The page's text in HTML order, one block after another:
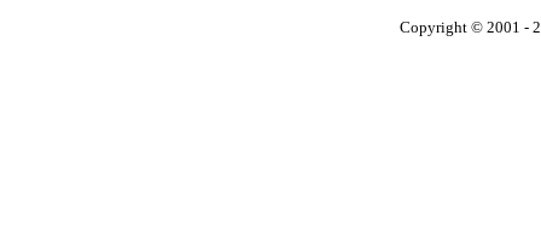
Copyright © 2001 -